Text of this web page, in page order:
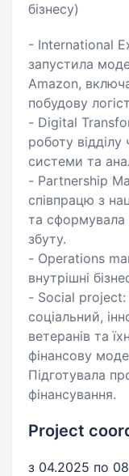
бізнесу)
- International
запустила
Amazon,
побудову
- Digital
роботу
системи та
- Partnership
співпрацю з
та сформувала
збуту.
- Operations
внутрішні
- Social project:
соціальний,
ветеранів та
фінансову
Підготувала
фінансування.
Project
з 04.2025 по